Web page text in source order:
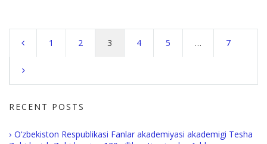
navigation
1 2 3 4 5 … 7
RECENT POSTS
O‘zbekiston Respublikasi Fanlar akademiyasi akademigi Tesha